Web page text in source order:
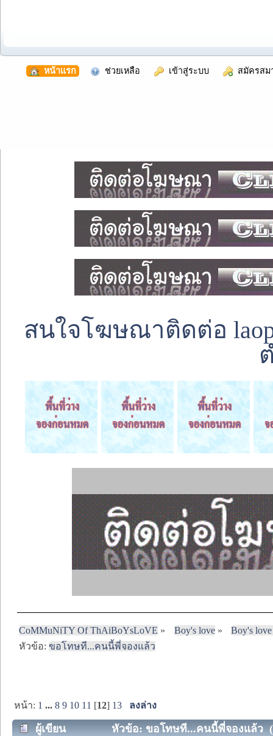
หน้าแรก ช่วยเหลือ เข้าสู่ระบบ สมัครสม
สนใจโฆษณาติดต่อ
CoMMuNiTY Of ThAiBoYsLoVE » Boy's love»
Boy's
หัวข้อ:ขอโทษที...คนนี้พี่จองแล้ว
หน้า: 1 ...8 9 10 11 [12] 13 ลงล่าง
ผู้เขียน หัวข้อ: ขอโทษที...คนนี้พี่จองแล้ว (